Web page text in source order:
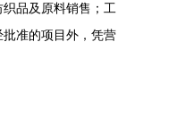
品及原料销售；工
准的项目外，凭营